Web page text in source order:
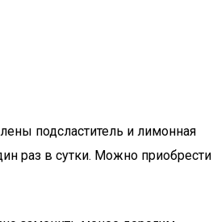
подсластитель и лимонная
раз в сутки. Можно приобрести